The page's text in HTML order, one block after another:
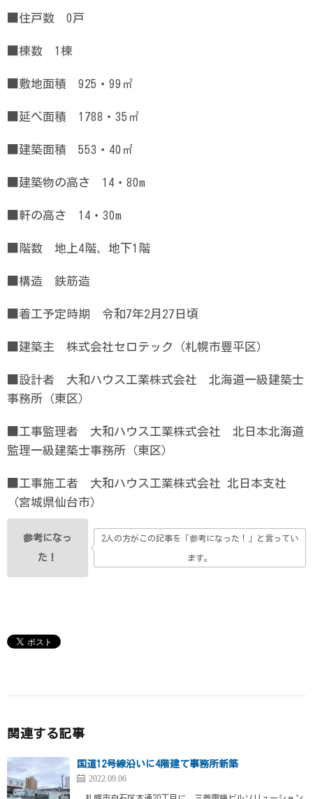
■住戸数 0戸
■棟数 1棟
■敷地面積 925・99㎡
■延べ面積 1788・35㎡
■建築面積 553・40㎡
■建築物の高さ 14・80m
■軒の高さ 14・30m
■階数 地上4階、地下1階
■構造 鉄筋造
■着工予定時期 令和7年2月27日頃
■建築主 株式会社セロテック（札幌市豊平区）
■設計者 大和ハウス工業株式会社 北海道一級建築士
事務所（東区）
■工事監理者 大和ハウス工業株式会社 北日本北海道
監理一級建築士事務所（東区）
■工事施工者 大和ハウス工業株式会社 北日本支社
（宮城県仙台市）
参考になっ
た！
2人の方がこの記事を「参考になった！」と言ってい
ます。
関連する記事
国道12号線沿いに4階建て事務所新築
2022.09.06